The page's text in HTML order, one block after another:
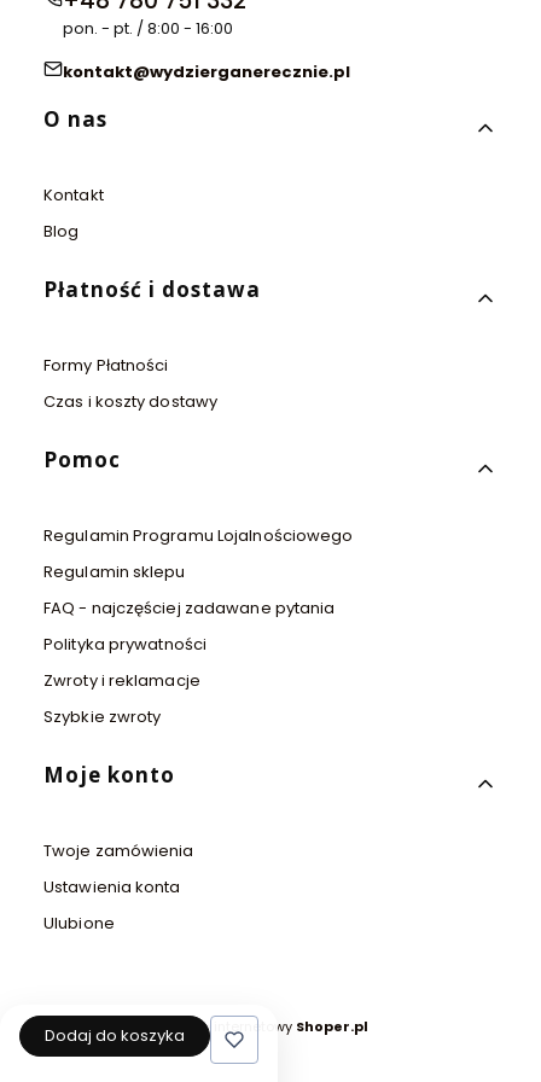
pon. - pt. / 8:00 - 16:00
kontakt@wydzierganerecznie.pl
Linki w stopce
O nas
Kontakt
Blog
Płatność i dostawa
Formy Płatności
Czas i koszty dostawy
Pomoc
Regulamin Programu Lojalnościowego
Regulamin sklepu
FAQ - najczęściej zadawane pytania
Polityka prywatności
Zwroty i reklamacje
Szybkie zwroty
Moje konto
Twoje zamówienia
Ustawienia konta
Ulubione
Sklep internetowy Shoper.pl
Dodaj do koszyka